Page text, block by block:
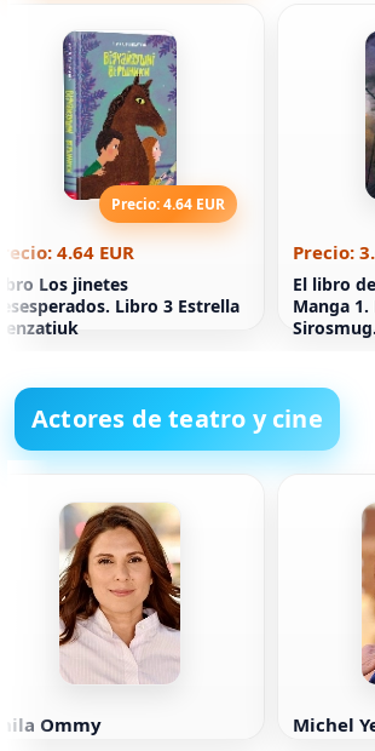
Precio: 4.64 EUR
4.64 EUR
Los jinetes
Libro 3 Estrella
Precio:
El libro
Manga
Actores de teatro y cine
Ommy Michel